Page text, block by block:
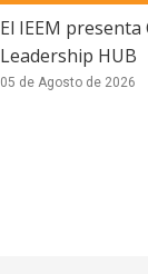
El IEEM presenta
Leadership HUB
05 de Agosto de 2026